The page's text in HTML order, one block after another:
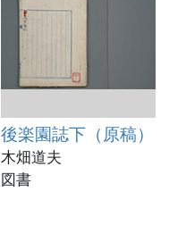
後楽園誌下（原稿）
木畑道夫
図書